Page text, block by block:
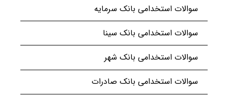
سوالات استخدامی بانک سرمایه
سوالات استخدامی بانک سینا
سوالات استخدامی بانک شهر
سوالات استخدامی بانک صادرات